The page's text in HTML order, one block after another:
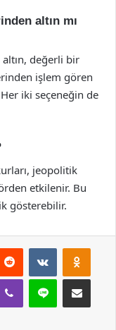
altın mı
altın, değerli bir
işlem gören
iki seçeneğin de
jeopolitik
etkilenir. Bu
gösterebilir.
Reddit VKontakte
Viber Line E-Posta ile